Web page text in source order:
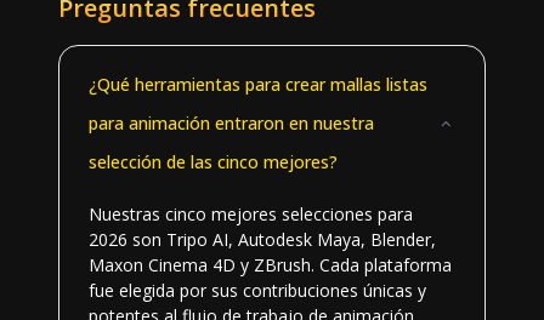
Preguntas frecuentes
¿Qué herramientas para crear mallas listas
para animación entraron en nuestra
selección de las cinco mejores?
Nuestras cinco mejores selecciones para
2026 son Tripo AI, Autodesk Maya, Blender,
Maxon Cinema 4D y ZBrush. Cada plataforma
fue elegida por sus contribuciones únicas y
potentes al flujo de trabajo de animación